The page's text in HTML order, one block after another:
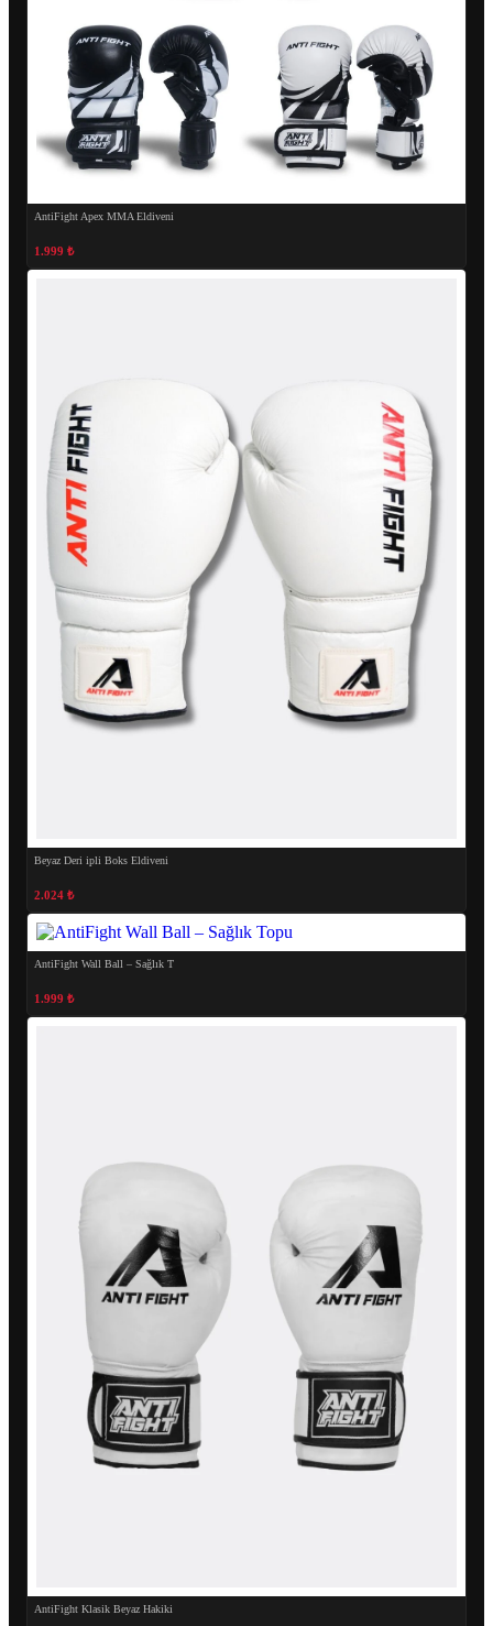
AntiFight Apex MMA Eldiveni
1.999 ₺
Beyaz Deri ipli Boks Eldiveni
2.024 ₺
AntiFight Wall Ball – Sağlık T
1.999 ₺
AntiFight Klasik Beyaz Hakiki